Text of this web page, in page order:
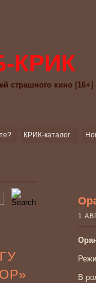
КРИК
страшного кино [16+]
КРИК-каталог
1
В